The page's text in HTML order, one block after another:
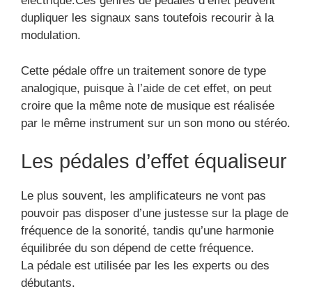
dupliquer les signaux sans toutefois recourir à la
modulation.
Cette pédale offre un traitement sonore de type
analogique, puisque à l’aide de cet effet, on peut
croire que la même note de musique est réalisée
par le même instrument sur un son mono ou stéréo.
Les pédales d’effet équaliseur
Le plus souvent, les amplificateurs ne vont pas
pouvoir pas disposer d’une justesse sur la plage de
fréquence de la sonorité, tandis qu’une harmonie
équilibrée du son dépend de cette fréquence.
La pédale est utilisée par les les experts ou des
débutants.